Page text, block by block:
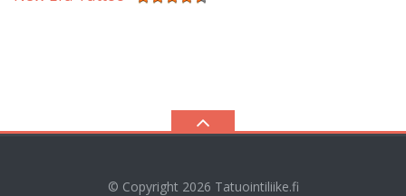
© Copyright 2026 Tatuointiliike.fi